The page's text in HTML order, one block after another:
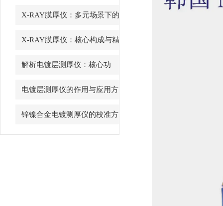
X-RAY膜厚仪：多元场景下的
精准检测边界
X-RAY膜厚仪：核心构成与精
密协作的科技密码
解析电镀层测厚仪：核心功
能、行业应用与技术亮点
电镀层测厚仪的作用与应用方
向分析
锌镍合金电镀测厚仪的校准方
法与重要性